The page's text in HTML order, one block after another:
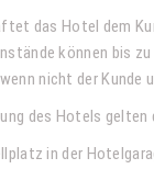
das Hotel dem
können bis
nicht der Kunde
des Hotels
in der